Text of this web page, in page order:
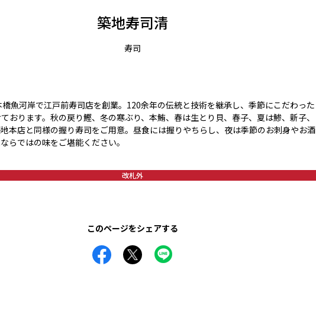
築地寿司清
寿司
魚河岸で江戸前寿司店を創業。120余年の伝統と技術を継承し、季節にこだわった
おります。秋の戻り鰹、冬の寒ぶり、本鮪、春は生とり貝、春子、夏は鯵、新子、
本店と同様の握り寿司をご用意。昼食には握りやちらし、夜は季節のお刺身やお酒
らではの味をご堪能ください。
改札外
このページをシェアする